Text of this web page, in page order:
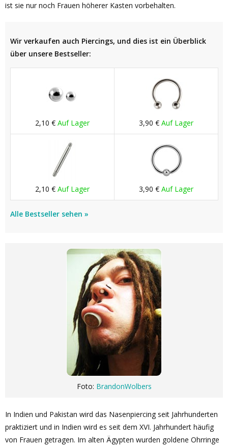
ist sie nur noch Frauen höherer Kasten vorbehalten.
Wir verkaufen auch Piercings, und dies ist ein Überblick
über unsere Bestseller:
2,10 € Auf Lager 3,90 € Auf Lager
2,10 € Auf Lager 3,90 € Auf Lager
Alle Bestseller sehen »
Foto: BrandonWolbers
In Indien und Pakistan wird das Nasenpiercing seit Jahrhunderten
praktiziert und in Indien wird es seit dem XVI. Jahrhundert häufig
von Frauen getragen. Im alten Ägypten wurden goldene Ohrringe